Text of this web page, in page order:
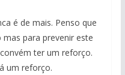
é de mais. Penso que
para prevenir este
ter um reforço.
um reforço.